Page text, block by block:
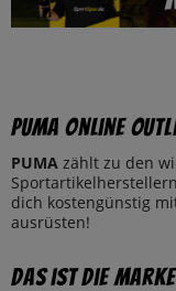
PUMA Online
PUMA zählt zu den
dich kostengünstig
ausrüsten!
Das ist die Marke